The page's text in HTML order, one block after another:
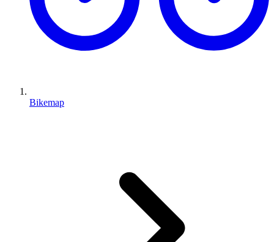
Bikemap